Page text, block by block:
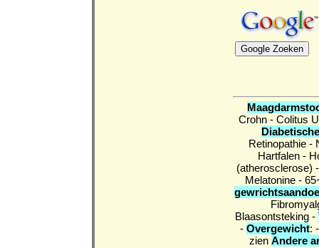
Crohn - Colitus
Retinopathie -
Hartfalen-
(atherosclerose)
Melatonine-
Blaasontsteking -
- Overgewicht:
zien Andere